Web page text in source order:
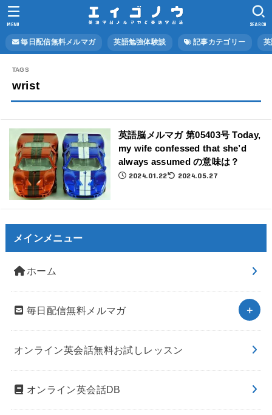
毎日配信無料メルマガ 英語勉強体験談 記事カテゴリー
SEARCH
MENU
wrist
英語脳メルマガ 第05403号 Today,
my wife confessed that she’d
always assumed の意味は？
2024.01.22 2024.05.27
メインメニュー
ホーム
毎日配信無料メルマガ
オンライン英会話無料お試しレッスン
オンライン英会話DB